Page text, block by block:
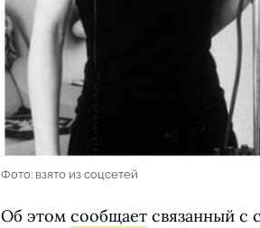
Фото: взято из соцсетей
Об этом сообщает связанный с